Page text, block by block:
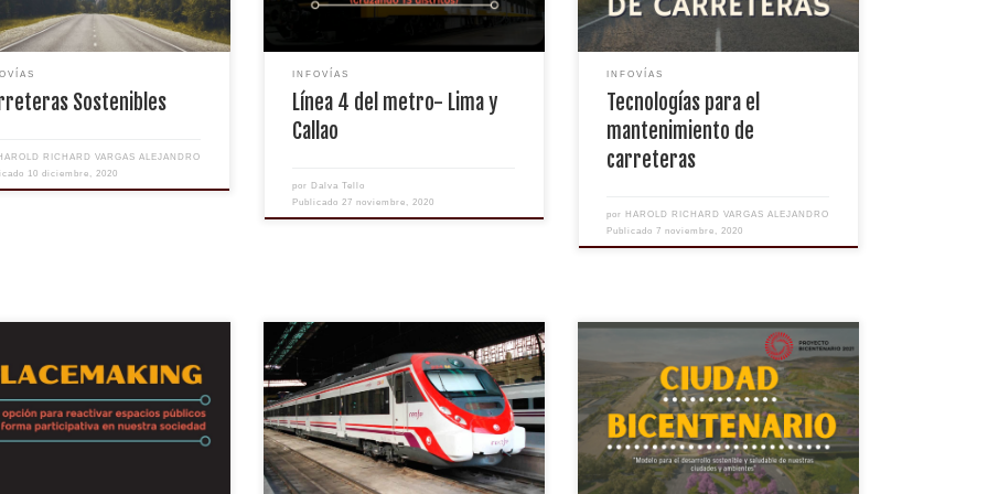
Sostenibles
RICHARD VARGAS ALEJANDRO
10 diciembre, 2020
INFOVÍAS
Línea 4 del metro- Lima y
Callao
por Dalva Tello
Publicado 27 noviembre, 2020
INFOVÍAS
Tecnologías para el
mantenimiento de
carreteras
por HAROLD RICHARD VARGAS ALEJANDRO
Publicado7 noviembre, 2020
En las publicaciones previas, se
introdujo el concepto de Tren de
Cercanías y se intentó resaltar el
impacto económico y social de dicho
medio de transporte en Madrid. El
ferrocarril, si es explotado
eficientemente, es un eslabón